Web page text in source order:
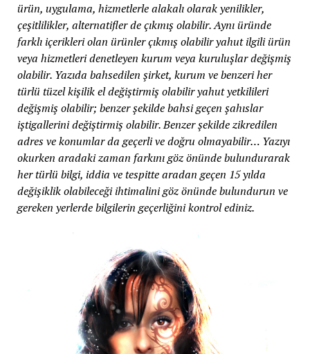
ürün, uygulama, hizmetlerle alakalı olarak yenilikler,
çeşitlilikler, alternatifler de çıkmış olabilir. Aynı üründe
farklı içerikleri olan ürünler çıkmış olabilir yahut ilgili ürün
veya hizmetleri denetleyen kurum veya kuruluşlar değişmiş
olabilir. Yazıda bahsedilen şirket, kurum ve benzeri her
türlü tüzel kişilik el değiştirmiş olabilir yahut yetkilileri
değişmiş olabilir; benzer şekilde bahsi geçen şahıslar
iştigallerini değiştirmiş olabilir. Benzer şekilde zikredilen
adres ve konumlar da geçerli ve doğru olmayabilir… Yazıyı
okurken aradaki zaman farkını göz önünde bulundurarak
her türlü bilgi, iddia ve tespitte aradan geçen 15 yılda
değişiklik olabileceği ihtimalini göz önünde bulundurun ve
gereken yerlerde bilgilerin geçerliğini kontrol ediniz.